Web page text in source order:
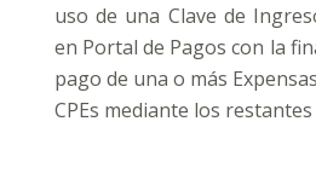
uso de una Clave de
en Portal de Pagos con la
pago de una o más
CPEs mediante los